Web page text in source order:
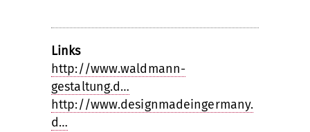
Links
http://www.waldmann-
gestaltung.d…
http://www.designmadeingermany.
d…